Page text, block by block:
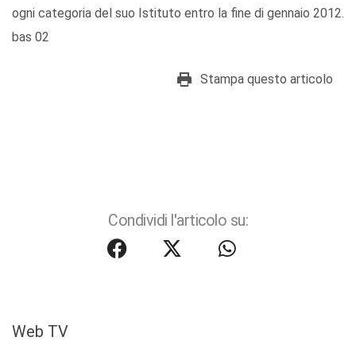
ogni categoria del suo Istituto entro la fine di gennaio 2012.
bas 02
Stampa questo articolo
Condividi l'articolo su:
Web TV